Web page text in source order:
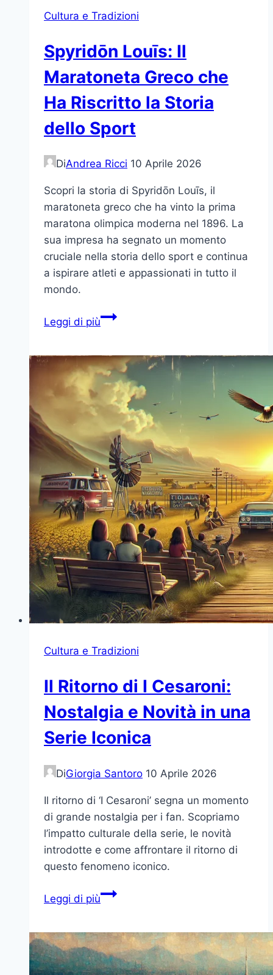
Cultura e Tradizioni
Spyridōn Louīs: Il
Maratoneta Greco che
Ha Riscritto la Storia
dello Sport
DiAndrea Ricci 10 Aprile 2026
Scopri la storia di Spyridōn Louīs, il
maratoneta greco che ha vinto la prima
maratona olimpica moderna nel 1896. La
sua impresa ha segnato un momento
cruciale nella storia dello sport e continua
a ispirare atleti e appassionati in tutto il
mondo.
Leggi di piùSpyridōn
Maratoneta
Greco
che
Riscritto
la
Storia
dello
Sport
Cultura e Tradizioni
Il Ritorno di I Cesaroni:
Nostalgia e Novità in una
Serie Iconica
DiGiorgia Santoro 10 Aprile 2026
Il ritorno di ‘I Cesaroni’ segna un momento
di grande nostalgia per i fan. Scopriamo
l’impatto culturale della serie, le novità
introdotte e come affrontare il ritorno di
questo fenomeno iconico.
Leggi di piùIl
Cesaroni: